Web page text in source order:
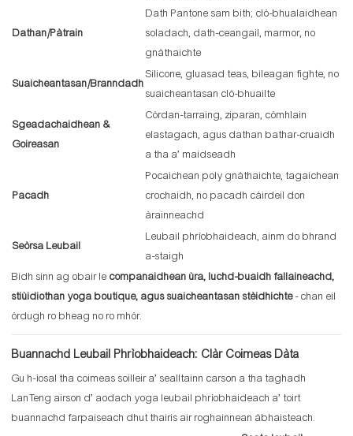
Dathan/Pàtrain
Dath Pantone sam bith; clò-bhualaidhean
soladach, dath-ceangail, marmor, no
gnàthaichte
Suaicheantasan/Branndadh
Silicone, gluasad teas, bileagan fighte, no
suaicheantasan clò-bhuailte
Sgeadachaidhean &
Goireasan
Còrdan-tarraing, ziparan, còmhlain
elastagach, agus dathan bathar-cruaidh
a tha a’ maidseadh
Pacadh
Pocaichean poly gnàthaichte, tagaichean
crochaidh, no pacadh càirdeil don
àrainneachd
Seòrsa Leubail
Leubail phrìobhaideach, ainm do bhrand
a-staigh
Bidh sinn ag obair le companaidhean ùra, luchd-buaidh fallaineachd,
stiùidiothan yoga boutique, agus suaicheantasan stèidhichte- chan eil
òrdugh ro bheag no ro mhòr.
Buannachd Leubail Phrìobhaideach: Clàr Coimeas Dàta
Gu h-ìosal tha coimeas soilleir a’ sealltainn carson a tha taghadh
LanTeng airson d’ aodach yoga leubail phrìobhaideach a’ toirt
buannachd farpaiseach dhut thairis air roghainnean àbhaisteach.